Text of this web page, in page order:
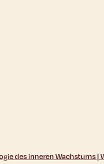
des inneren Wachstums |